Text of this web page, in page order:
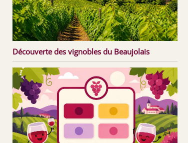
Découverte des vignobles du Beaujolais